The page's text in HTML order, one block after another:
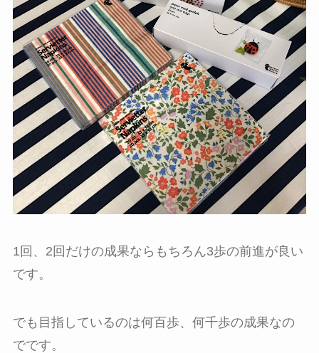
1回、2回だけの成果ならもちろん3歩の前進が良い
です。
でも目指しているのは何百歩、何千歩の成果なの
でです。